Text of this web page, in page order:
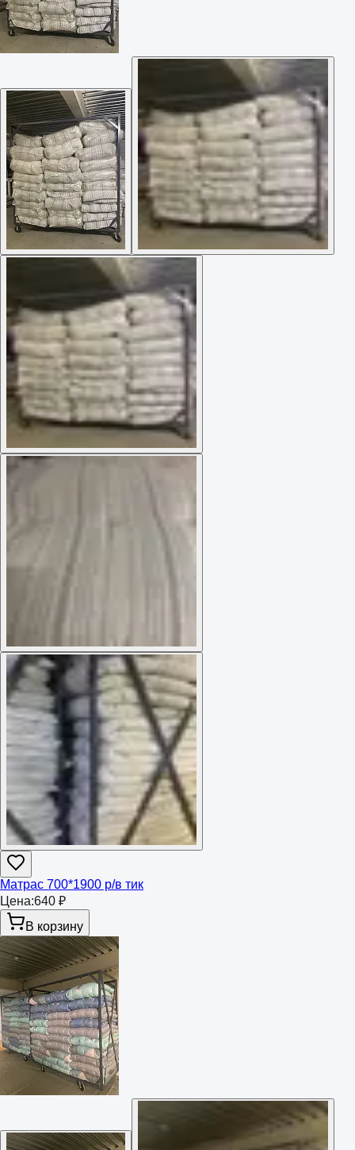
Матрас 700*1900 р/в тик
Цена:640 ₽
В корзину